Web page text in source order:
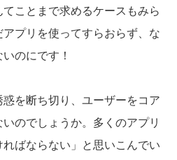
ことまで求めるケースもみら
プリを使ってすらおらず、な
のにです！
を断ち切り、ユーザーをコア
のでしょうか。多くのアプリ
ばならない」と思いこんでい